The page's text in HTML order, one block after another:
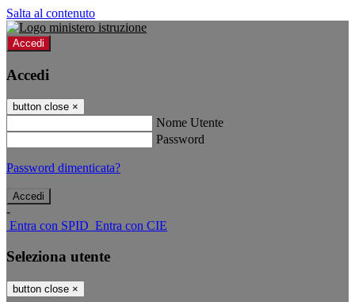
Salta al contenuto
Accedi
Accedi
button close ×
Nome Utente
Password
Password dimenticata?
-
Entra con SPID Entra con CIE
Seleziona utente
button close ×